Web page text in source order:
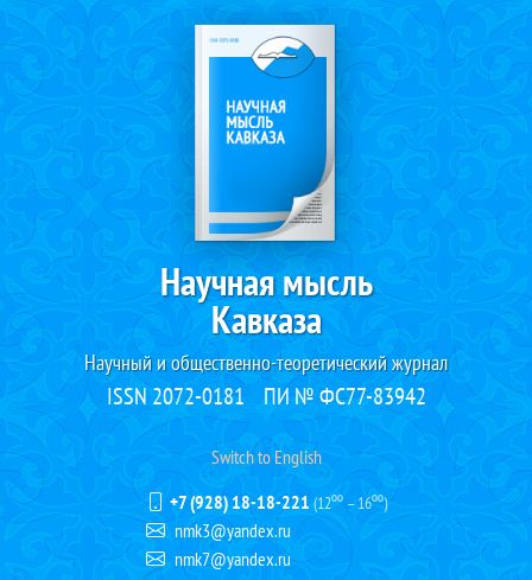
Научная мысль
Кавказа
Научный и общественно-теоретический журнал
ISSN 2072-0181 ПИ № ФС77-83942
Switch to English
+7 (928) 18-18-221(12⁰⁰ – 16⁰⁰)
nmk3@yandex.ru
nmk7@yandex.ru